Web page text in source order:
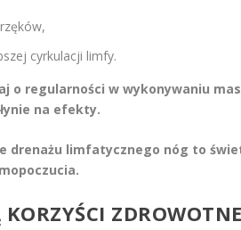
cyrkulacji limfy.
o regularności w wykonywaniu
na efekty.
drenażu limfatycznego nóg to
KORZYŚCI